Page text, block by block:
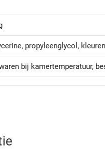
propyleenglycol,
bij kamertemperatuur,